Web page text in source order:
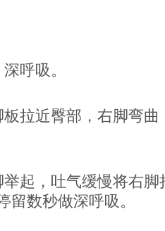
呼吸。
拉近臀部，右脚弯
起，吐气缓慢将右脚
留数秒做深呼吸。